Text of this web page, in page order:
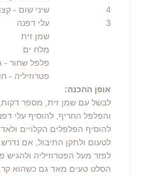
4
שיני שום -
3
עלי דפנה
שמן זית
מלח ים
פלפל שחור -
פטרוזיליה -
אופן ההכנה:
לבשל עם שמן זית, מספר
והפלפל החריף, להוסיף עלי
להוסיף הפלפלים הקלויים
לטעום ולתקן התיבול, אם נדרש.
לפזר מעל הפטרוזיליה ולהגיש
הסלט טעים מאד גם כשהוא קר.